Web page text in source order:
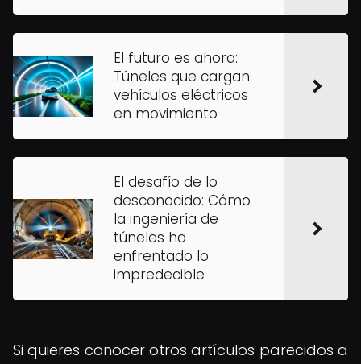
El futuro es ahora:
Túneles que cargan
vehículos eléctricos
en movimiento
El desafío de lo
desconocido: Cómo
la ingeniería de
túneles ha
enfrentado lo
impredecible
Si quieres conocer otros artículos parecidos a